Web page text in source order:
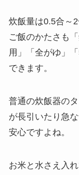
炊飯量は0.5合～
ご飯のかたさも
用」「全がゆ」
できます。
普通の炊飯器の
が長引いたり急
安心ですよね。
お米と水さえ入